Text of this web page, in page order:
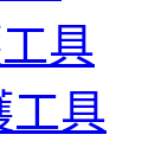
具
工具